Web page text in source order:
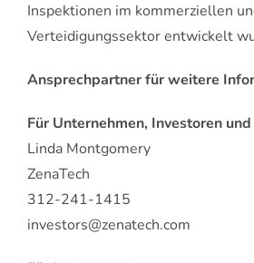
Inspektionen im kommerziellen
Verteidigungssektor entwickelt
Ansprechpartner für weitere
Für Unternehmen, Investoren
Linda Montgomery
ZenaTech
312-241-1415
investors@zenatech.com